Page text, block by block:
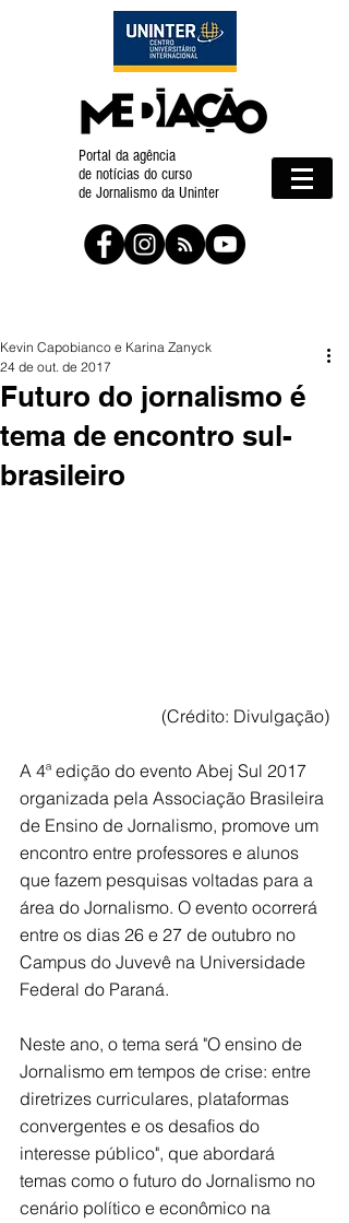
Portal da agência
de notícias do curso
de Jornalismo da Uninter
Futuro do jornalismo é
tema de encontro sul-
brasileiro
Kevin Capobianco e Karina Zanyck
24 de out. de 2017
(Crédito: Divulgação)
A 4ª edição do evento Abej Sul 2017
organizada pela Associação Brasileira
de Ensino de Jornalismo, promove um
encontro entre professores e alunos
que fazem pesquisas voltadas para a
área do Jornalismo. O evento ocorrerá
entre os dias 26 e 27 de outubro no
Campus do Juvevê na Universidade
Federal do Paraná.
Neste ano, o tema será "O ensino de
Jornalismo em tempos de crise: entre
diretrizes curriculares, plataformas
convergentes e os desafios do
interesse público", que abordará
temas como o futuro do Jornalismo no
cenário político e econômico na